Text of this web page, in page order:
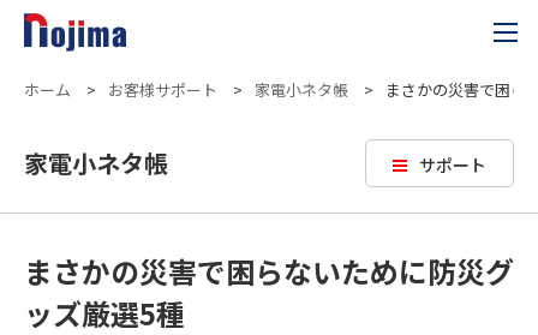
ホーム > お客様サポート > 家電小ネタ帳 > まさかの災害で困ら
サポート
家電小ネタ帳
まさかの災害で困らないために防災グ
ッズ厳選5種